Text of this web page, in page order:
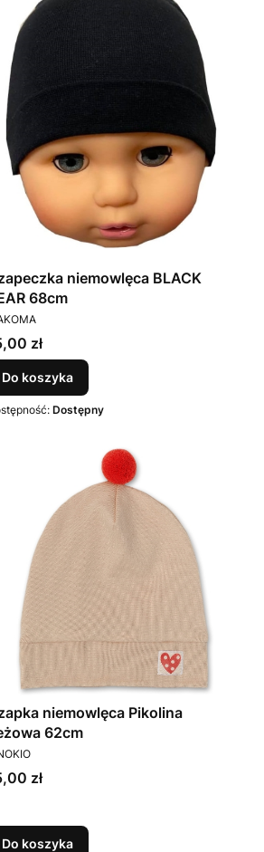
niemowlęca BLACK
68cm
zł
Do koszyka
Dostępny
niemowlęca Pikolina
62cm
zł
Do koszyka